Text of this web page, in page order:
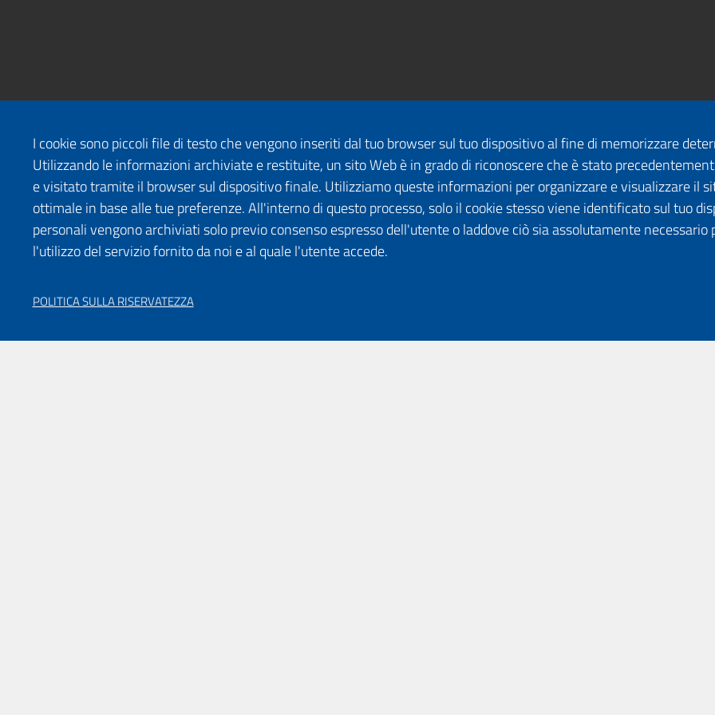
I cookie sono piccoli file di testo che vengono inseriti dal tuo browser sul tuo dispositivo al fine di memorizzare
Utilizzando le informazioni archiviate e restituite, un sito Web è in grado di riconoscere che è stato
e visitato tramite il browser sul dispositivo finale. Utilizziamo queste informazioni per organizzare e visualizzare il
ottimale in base alle tue preferenze. All'interno di questo processo, solo il cookie stesso viene identificato sul tuo
personali vengono archiviati solo previo consenso espresso dell'utente o laddove ciò sia assolutamente necessario
l'utilizzo del servizio fornito da noi e al quale l'utente accede.
POLITICA SULLA RISERVATEZZA